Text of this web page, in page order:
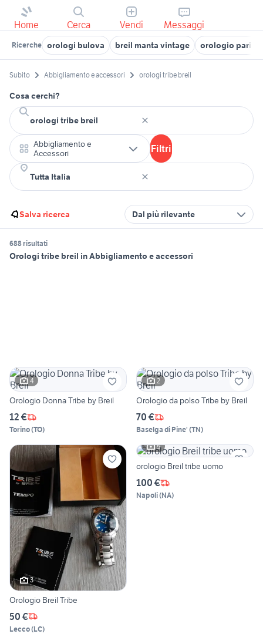
Home Cerca Vendi Messaggi
Ricerche orologi bulova breil manta vintage orologio
Subito Abbigliamento e accessori orologi tribe breil
Cosa cerchi?
Abbigliamento e
Accessori
Filtri
Salva ricerca Dal più rilevante
688 risultati
Orologi tribe breil in Abbigliamento e accessori
4
Orologio Donna Tribe by Breil
12 €
Torino(TO)
2
Orologio da polso Tribe by Breil
70 €
Baselga di Pine' (TN)
3
Orologio Breil Tribe
50 €
Lecco(LC)
5
orologio Breil tribe uomo
100 €
Napoli(NA)